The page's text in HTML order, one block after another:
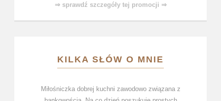
⇒ sprawdź szczegóły tej promocji ⇒
KILKA SŁÓW O MNIE
Miłośniczka dobrej kuchni zawodowo związana z